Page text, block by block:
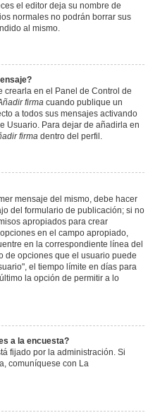
el editor deja su nombre de
normales no podrán borrar sus
al mismo.
crearla en el Panel de Control de
firma cuando publique un
a todos sus mensajes activando
Usuario. Para dejar de añadirla en
firma dentro del perfil.
mensaje del mismo, debe hacer
del formulario de publicación; si no
apropiados para crear
en el campo apropiado,
en la correspondiente línea del
de opciones que el usuario puede
el tiempo límite en días para
la opción de permitir a lo
a la encuesta?
fijado por la administración. Si
comuníquese con La